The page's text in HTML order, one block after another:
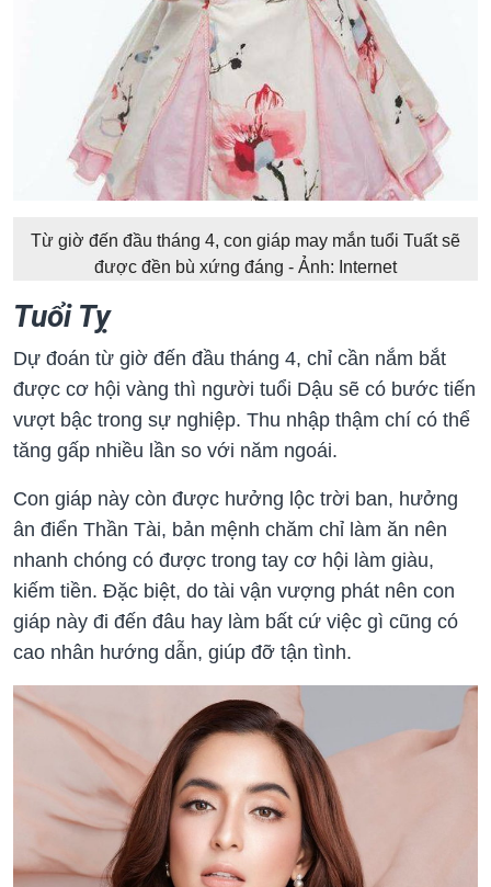
Từ giờ đến đầu tháng 4, con giáp may mắn tuổi Tuất sẽ
được đền bù xứng đáng - Ảnh: Internet
Tuổi Tỵ
Dự đoán từ giờ đến đầu tháng 4, chỉ cần nắm bắt
được cơ hội vàng thì người tuổi Dậu sẽ có bước tiến
vượt bậc trong sự nghiệp. Thu nhập thậm chí có thể
tăng gấp nhiều lần so với năm ngoái.
Con giáp này còn được hưởng lộc trời ban, hưởng
ân điển Thần Tài, bản mệnh chăm chỉ làm ăn nên
nhanh chóng có được trong tay cơ hội làm giàu,
kiếm tiền. Đặc biệt, do tài vận vượng phát nên con
giáp này đi đến đâu hay làm bất cứ việc gì cũng có
cao nhân hướng dẫn, giúp đỡ tận tình.